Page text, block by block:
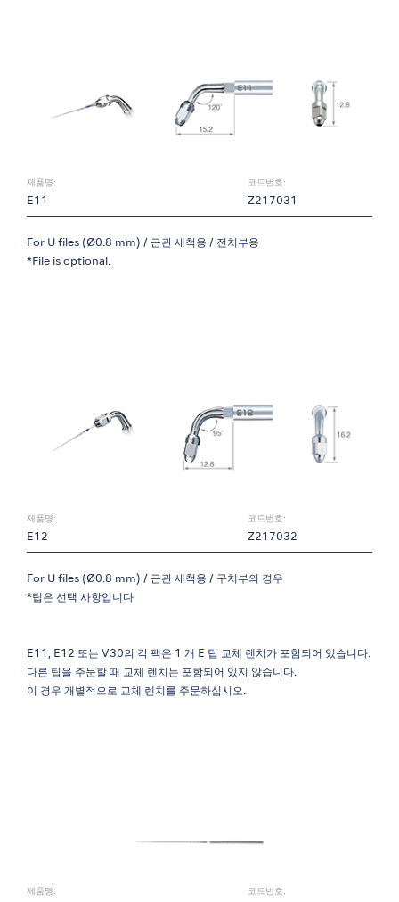
제품명:
E11
코드번호:
Z217031
For U files (Ø0.8 mm) / 근관 세척용 / 전치부용
*File is optional.
제품명:
E12
코드번호:
Z217032
For U files (Ø0.8 mm) / 근관 세척용 / 구치부의 경우
*팁은 선택 사항입니다
E11, E12 또는 V30의 각 팩은 1 개 E 팁 교체 렌치가 포함되어 있습니다.
다른 팁을 주문할 때 교체 렌치는 포함되어 있지 않습니다.
이 경우 개별적으로 교체 렌치를 주문하십시오.
제품명: 코드번호: